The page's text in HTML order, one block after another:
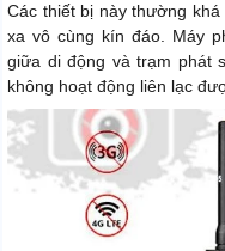
Các thiết bị này thường
xa vô cùng kín đáo. Máy
giữa di động và trạm phát
không hoạt động liên lạc